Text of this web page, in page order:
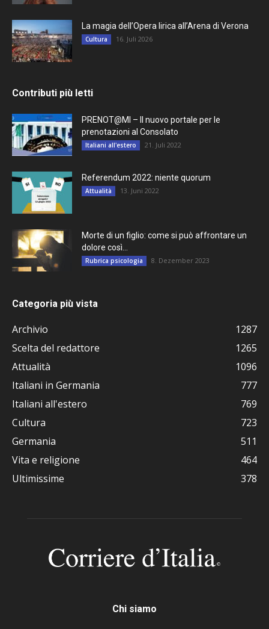
La magia dell’Opera lirica all’Arena di Verona
Cultura 16. Juli 2026
Contributi più letti
PRENOT@MI – Il nuovo portale per le
prenotazioni al Consolato
Italiani all'estero 21. Juli 2022
Referendum 2022: niente quorum
Attualità 13. Juni 2022
Morte di un figlio: come si può affrontare un
dolore così...
Rubrica psicologia 8. Dezember 2023
Categoria più vista
Archivio
1287
Scelta del redattore
1265
Attualità
1096
Italiani in Germania
777
Italiani all'estero
769
Cultura
723
Germania
511
Vita e religione
464
Ultimissime
378
Chi siamo